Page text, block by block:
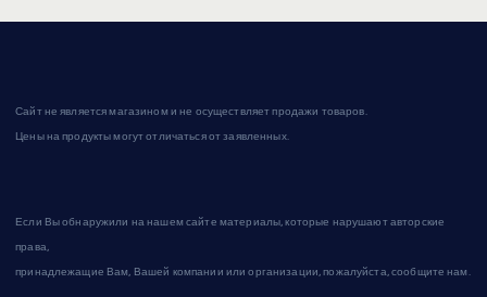
Сайт не является магазином и не осуществляет продажи товаров.
Цены на продукты могут отличаться от заявленных.
Если Вы обнаружили на нашем сайте материалы, которые нарушают авторские
права,
принадлежащие Вам, Вашей компании или организации, пожалуйста, сообщите нам.